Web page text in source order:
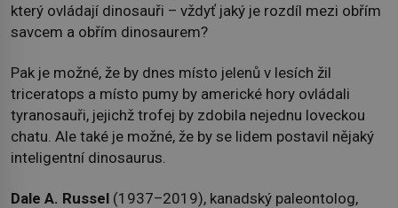
který ovládají dinosauři – vždyť jaký je rozdíl mezi obřím
savcem a obřím dinosaurem?
Pak je možné, že by dnes místo jelenů v lesích žil
triceratops a místo pumy by americké hory ovládali
tyranosauři, jejichž trofej by zdobila nejednu loveckou
chatu. Ale také je možné, že by se lidem postavil nějaký
inteligentní dinosaurus.
Dale A. Russel (1937–2019), kanadský paleontolog,